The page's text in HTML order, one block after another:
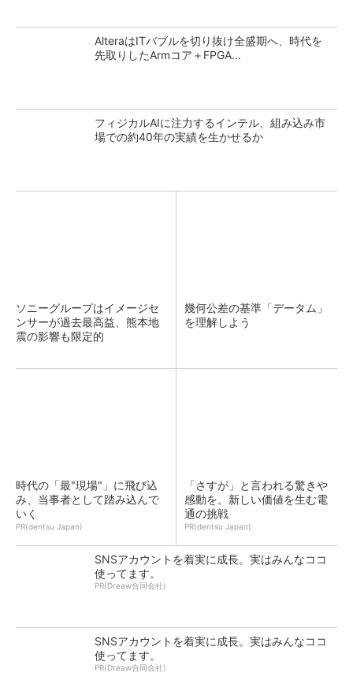
AlteraはITバブルを切り抜け全盛期へ、時代を
先取りしたArmコア＋FPGA...
フィジカルAIに注力するインテル、組み込み市
場での約40年の実績を生かせるか
ソニーグループはイメージセ
ンサーが過去最高益、熊本地
震の影響も限定的
幾何公差の基準「データム」
を理解しよう
時代の「最"現場"」に飛び込
み、当事者として踏み込んで
いく
PR(dentsu Japan)
「さすが」と言われる驚きや
感動を。新しい価値を生む電
通の挑戦
PR(dentsu Japan)
SNSアカウントを着実に成長。実はみんなココ
使ってます。
PR(Dreaw合同会社)
SNSアカウントを着実に成長。実はみんなココ
使ってます。
PR(Dreaw合同会社)